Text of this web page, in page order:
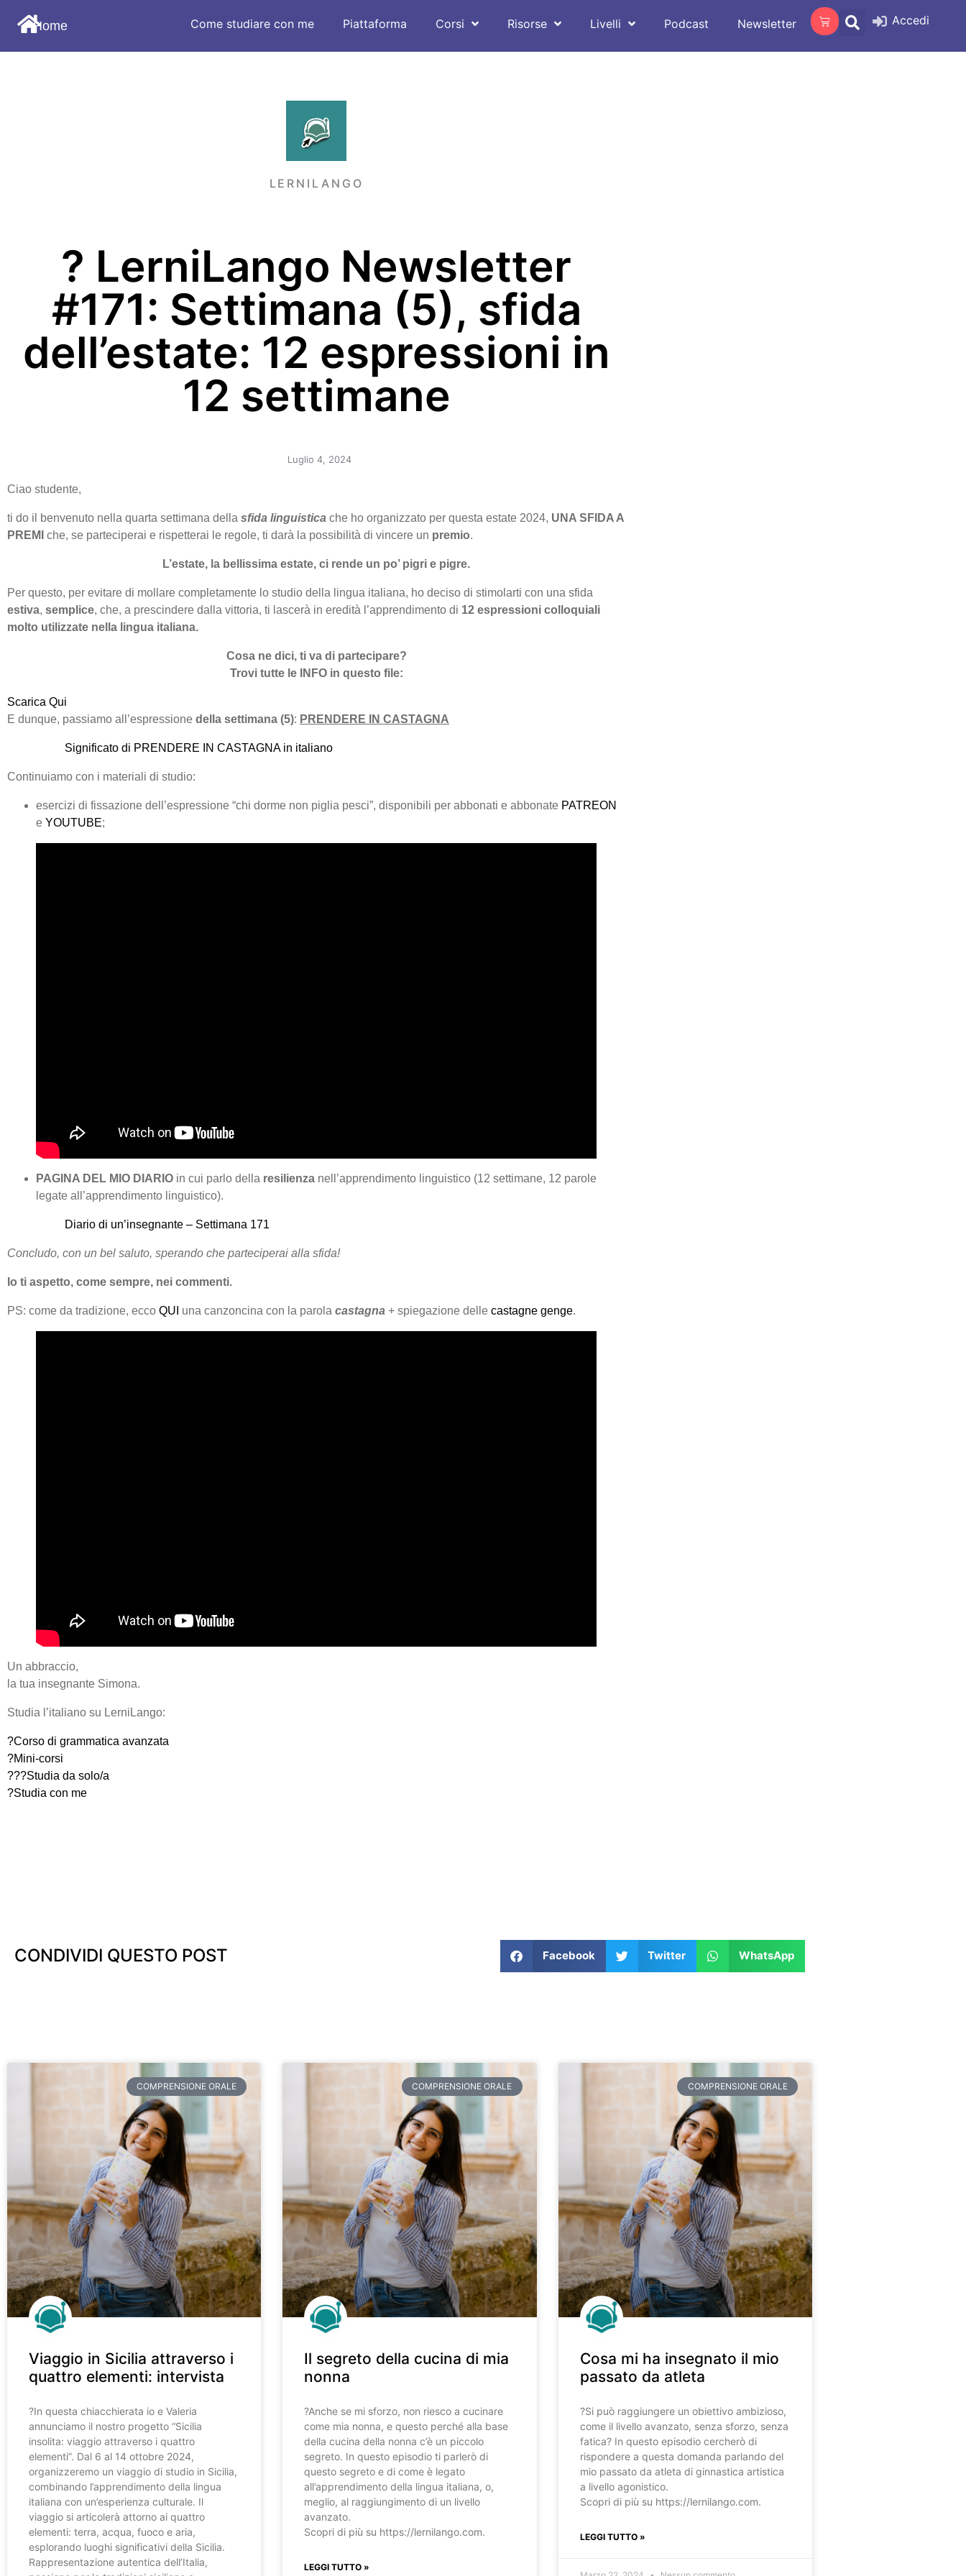
Home Come studiare con me Piattaforma Corsi Risorse Livelli Podcast Newsletter Accedi
LERNILANGO
?️ LerniLango Newsletter
#171: Settimana (5), sfida
dell’estate: 12 espressioni in
12 settimane
Luglio 4, 2024
Ciao studente,
ti do il benvenuto nella quarta settimana della sfida linguistica che ho organizzato per questa estate 2024, UNA SFIDA A
PREMI che, se parteciperai e rispetterai le regole, ti darà la possibilità di vincere un premio.
L’estate, la bellissima estate, ci rende un po’ pigri e pigre.
Per questo, per evitare di mollare completamente lo studio della lingua italiana, ho deciso di stimolarti con una sfida
estiva, semplice, che, a prescindere dalla vittoria, ti lascerà in eredità l’apprendimento di 12 espressioni colloquiali
molto utilizzate nella lingua italiana.
Cosa ne dici, ti va di partecipare?
Trovi tutte le INFO in questo file:
Scarica Qui
E dunque, passiamo all’espressione della settimana (5): PRENDERE IN CASTAGNA
Significato di PRENDERE IN CASTAGNA in italiano
Continuiamo con i materiali di studio:
esercizi di fissazione dell’espressione “chi dorme non piglia pesci”, disponibili per abbonati e abbonate PATREON
e YOUTUBE;
PAGINA DEL MIO DIARIO in cui parlo della resilienza nell’apprendimento linguistico (12 settimane, 12 parole
legate all’apprendimento linguistico).
Diario di un’insegnante – Settimana 171
Concludo, con un bel saluto, sperando che parteciperai alla sfida!
Io ti aspetto, come sempre, nei commenti.
PS: come da tradizione, ecco QUI una canzoncina con la parola castagna + spiegazione delle castagne genge.
Un abbraccio,
la tua insegnante Simona.
Studia l’italiano su LerniLango:
?Corso di grammatica avanzata
?Mini-corsi
??‍?Studia da solo/a
?Studia con me
CONDIVIDI QUESTO POST Facebook Twitter WhatsApp
COMPRENSIONE ORALE
Viaggio in Sicilia attraverso i
quattro elementi: intervista
?️In questa chiacchierata io e Valeria
annunciamo il nostro progetto “Sicilia
insolita: viaggio attraverso i quattro
elementi”. Dal 6 al 14 ottobre 2024,
organizzeremo un viaggio di studio in Sicilia,
combinando l’apprendimento della lingua
italiana con un’esperienza culturale. Il
viaggio si articolerà attorno ai quattro
elementi: terra, acqua, fuoco e aria,
esplorando luoghi significativi della Sicilia.
Rappresentazione autentica dell’Italia,
COMPRENSIONE ORALE
Il segreto della cucina di mia
nonna
?️Anche se mi sforzo, non riesco a cucinare
come mia nonna, e questo perché alla base
della cucina della nonna c’è un piccolo
segreto. In questo episodio ti parlerò di
questo segreto e di come è legato
all’apprendimento della lingua italiana, o,
meglio, al raggiungimento di un livello
avanzato.
Scopri di più su https://lernilango.com.
LEGGI TUTTO »
COMPRENSIONE ORALE
Cosa mi ha insegnato il mio
passato da atleta
?️Si può raggiungere un obiettivo ambizioso,
come il livello avanzato, senza sforzo, senza
fatica? In questo episodio cercherò di
rispondere a questa domanda parlando del
mio passato da atleta di ginnastica artistica
a livello agonistico.
Scopri di più su https://lernilango.com.
LEGGI TUTTO »